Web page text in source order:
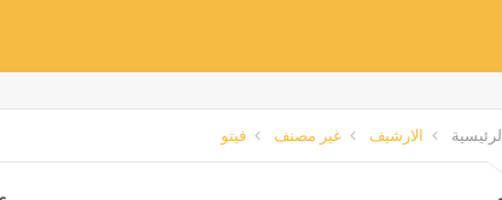
الرئيسية الارشيف غير مصنف فيتو